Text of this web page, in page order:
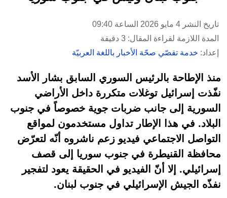
تاريخ النشر 4 مايو 2026 الساعة 09:40
المدة اللازمة لقراءة المقال: 3 دقيقة
إعداد: خدمة تقصّي صحّة الأخبار باللغة العربيّة
منذ الإطاحة بالرئيس السوري السابق بشار الأسد
نفّذت إسرائيل توغلات متكررة داخل الأراضي
السورية إلى جانب ضربات جوية خصوصاً في جنوب
البلاد. في هذا الإطار تداول مستخدمون لمواقع
التواصل الاجتماعي فيديو زعم ناشروه أنّه لتعرّض
محافظة القنيطرة في جنوب سوريا إلى قصف
إسرائيلي. إلا أنّ الفيديو في الحقيقة يعود لتفجير
نفذّه الجيش الإسرائيلي في جنوب لبنان.